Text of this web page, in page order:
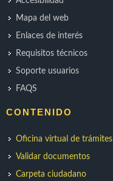
Mapa del web
Enlaces de interés
Requisitos técnicos
Soporte usuarios
FAQS
CONTENIDO
Oficina virtual de trámites
Validar documentos
Carpeta ciudadano